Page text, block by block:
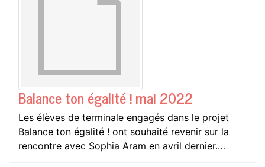
Balance ton égalité ! mai 2022
Les élèves de terminale engagés dans le projet
Balance ton égalité ! ont souhaité revenir sur la
rencontre avec Sophia Aram en avril dernier.…